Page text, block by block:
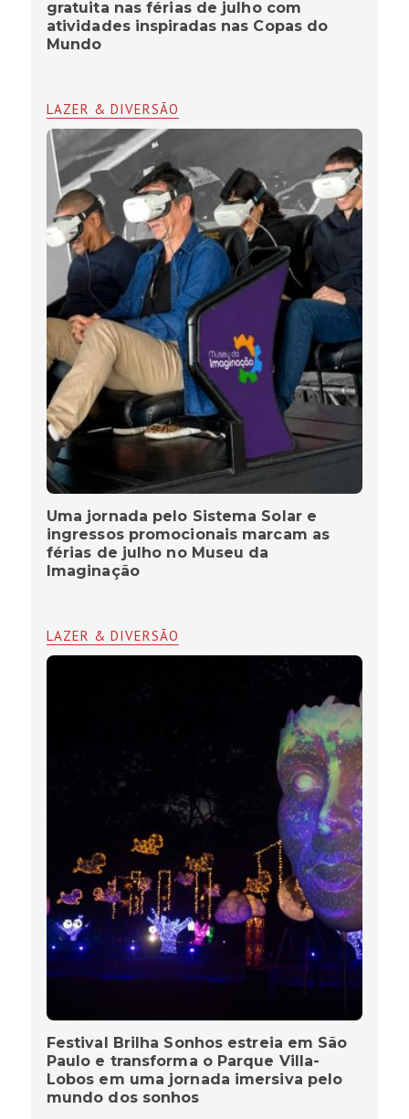
gratuita nas férias de julho com
atividades inspiradas nas Copas do
Mundo
LAZER & DIVERSÃO
Uma jornada pelo Sistema Solar e
ingressos promocionais marcam as
férias de julho no Museu da
Imaginação
LAZER & DIVERSÃO
Festival Brilha Sonhos estreia em São
Paulo e transforma o Parque Villa-
Lobos em uma jornada imersiva pelo
mundo dos sonhos